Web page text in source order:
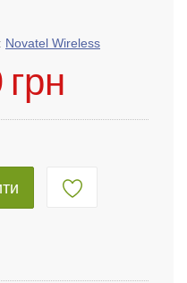
Novatel Wireless
грн